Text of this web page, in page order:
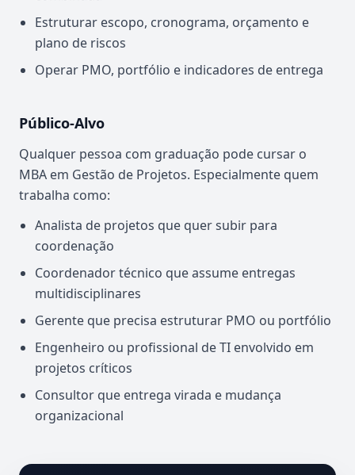
Estruturar escopo, cronograma, orçamento e
plano de riscos
Operar PMO, portfólio e indicadores de entrega
Público-Alvo
Qualquer pessoa com graduação pode cursar o
MBA em Gestão de Projetos. Especialmente quem
trabalha como:
Analista de projetos que quer subir para
coordenação
Coordenador técnico que assume entregas
multidisciplinares
Gerente que precisa estruturar PMO ou portfólio
Engenheiro ou profissional de TI envolvido em
projetos críticos
Consultor que entrega virada e mudança
organizacional